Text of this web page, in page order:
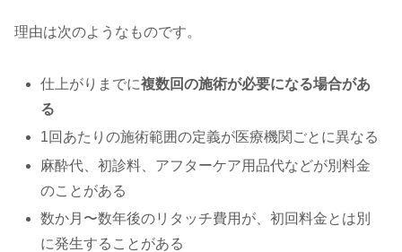
理由は次のようなものです。
仕上がりまでに複数回の施術が必要になる場合があ
る
1回あたりの施術範囲の定義が医療機関ごとに異なる
麻酔代、初診料、アフターケア用品代などが別料金
のことがある
数か月〜数年後のリタッチ費用が、初回料金とは別
に発生することがある